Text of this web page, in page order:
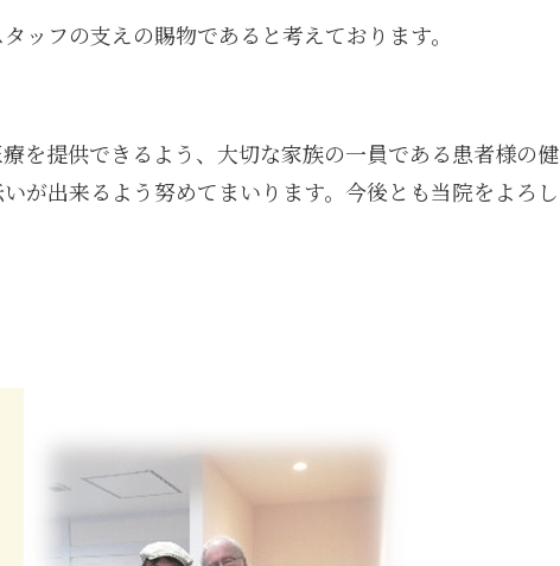
ッフの支えの賜物であると考えております。
を提供できるよう、大切な家族の一員である患者様の健
が出来るよう努めてまいります。今後とも当院をよろし